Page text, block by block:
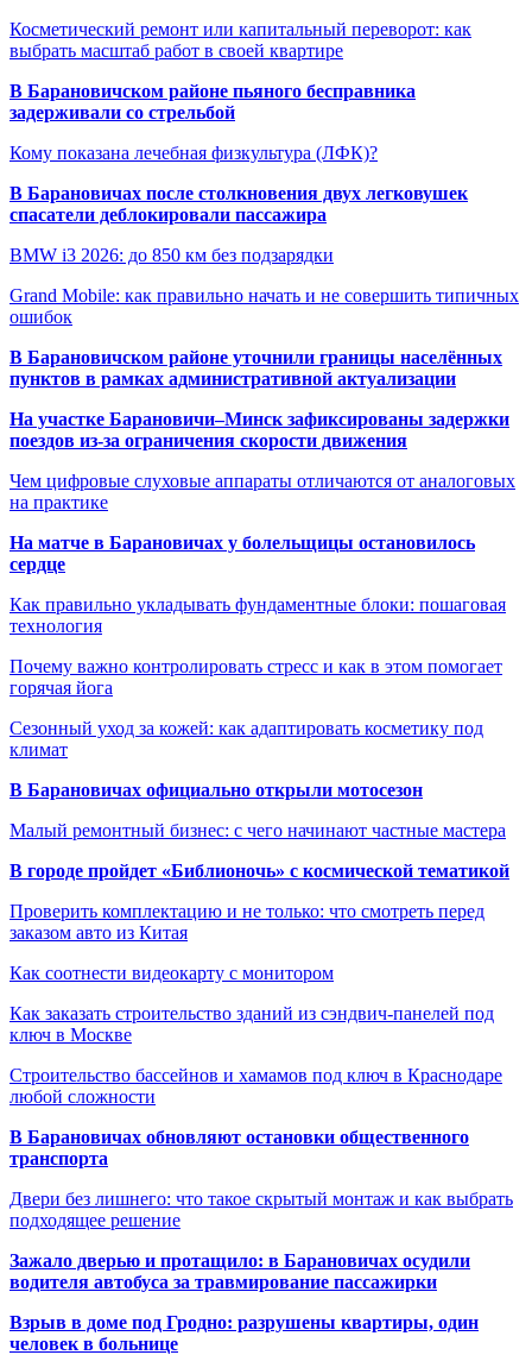
Косметический ремонт или капитальный переворот: как
выбрать масштаб работ в своей квартире
В Барановичском районе пьяного бесправника
задерживали со стрельбой
Кому показана лечебная физкультура (ЛФК)?
В Барановичах после столкновения двух легковушек
спасатели деблокировали пассажира
BMW i3 2026: до 850 км без подзарядки
Grand Mobile: как правильно начать и не совершить типичных
ошибок
В Барановичском районе уточнили границы населённых
пунктов в рамках административной актуализации
На участке Барановичи–Минск зафиксированы задержки
поездов из-за ограничения скорости движения
Чем цифровые слуховые аппараты отличаются от аналоговых
на практике
На матче в Барановичах у болельщицы остановилось
сердце
Как правильно укладывать фундаментные блоки: пошаговая
технология
Почему важно контролировать стресс и как в этом помогает
горячая йога
Сезонный уход за кожей: как адаптировать косметику под
климат
В Барановичах официально открыли мотосезон
Малый ремонтный бизнес: с чего начинают частные мастера
В городе пройдет «Библионочь» с космической тематикой
Проверить комплектацию и не только: что смотреть перед
заказом авто из Китая
Как соотнести видеокарту с монитором
Как заказать строительство зданий из сэндвич-панелей под
ключ в Москве
Строительство бассейнов и хамамов под ключ в Краснодаре
любой сложности
В Барановичах обновляют остановки общественного
транспорта
Двери без лишнего: что такое скрытый монтаж и как выбрать
подходящее решение
Зажало дверью и протащило: в Барановичах осудили
водителя автобуса за травмирование пассажирки
Взрыв в доме под Гродно: разрушены квартиры, один
человек в больнице